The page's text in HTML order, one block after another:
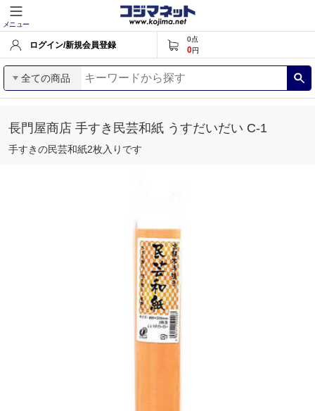
メニュー
ログイン/新規会員登録
0点
0円
全ての商品
長門屋商店 手すき民芸和紙 うすだいだい C-1
手すきの民芸和紙2枚入りです